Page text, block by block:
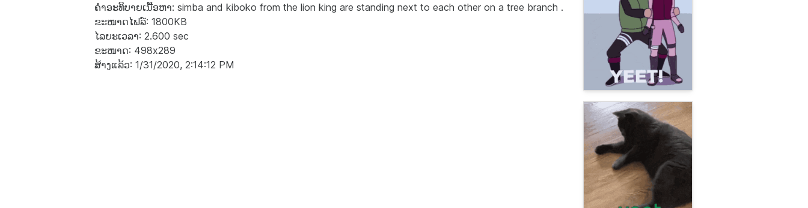
ຄຳອະທິບາຍເນື້ອຫາ: simba and kiboko from the lion king are standing next to each other on a tree branch .
ຂະໜາດໄຟລ໌: 1800KB
ໄລຍະເວລາ: 2.600 sec
ຂະໜາດ: 498x289
ສ້າງແລ້ວ: 1/31/2020, 2:14:12 PM